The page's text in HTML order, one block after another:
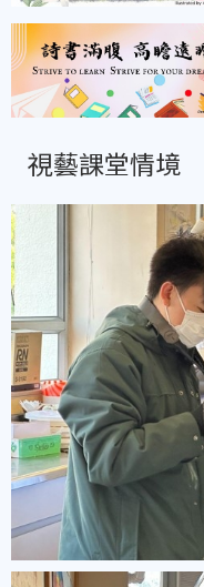
視藝課堂情境